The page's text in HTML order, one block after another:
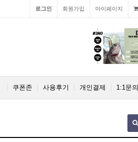
마이페이지
회원가입
로그인
1:1문의
개인결제
사용후기
쿠폰존